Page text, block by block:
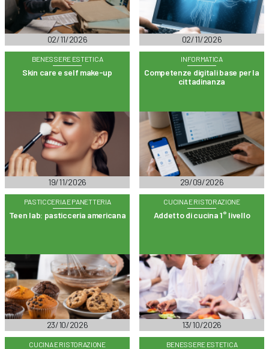
02/11/2026 02/11/2026
BENESSERE ESTETICA
Skin care e self make-up
19/11/2026
INFORMATICA
Competenze digitali base per la
cittadinanza
29/09/2026
PASTICCERIA E PANETTERIA
Teen lab: pasticceria americana
23/10/2026
CUCINA E RISTORAZIONE
Addetto di cucina 1° livello
13/10/2026
CUCINA E RISTORAZIONE BENESSERE ESTETICA